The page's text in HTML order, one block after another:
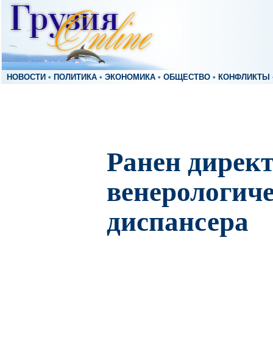
НОВОСТИ • ПОЛИТИКА • ЭКОНОМИКА • ОБЩЕСТВО • КОНФЛИКТЫ
Ранен
диспансера